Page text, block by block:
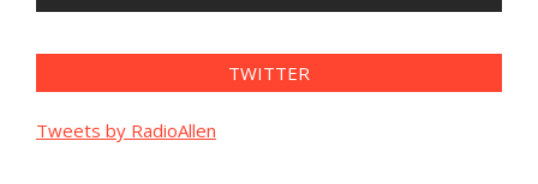
TWITTER
Tweets by RadioAllen